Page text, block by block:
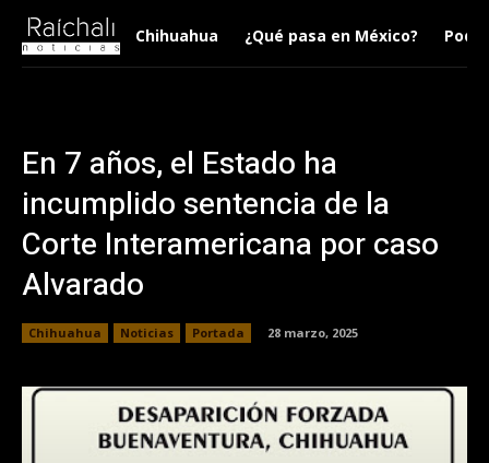
Chihuahua ¿Qué pasa en México?
En 7 años, el Estado ha
incumplido sentencia de la
Corte Interamericana por caso
Alvarado
Chihuahua Noticias Portada 28 marzo, 2025